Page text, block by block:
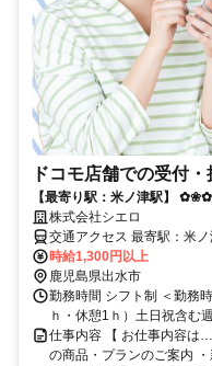
ドコモ店舗での受付
【最寄り駅：米ノ津駅】
【高収入&理想の勤務地】で
株式会社シエロ
交通アクセス 最寄駅：米ノ津駅 米ノ津駅よりバス・車8
イク通勤OK
時給1,300円以上
鹿児島県出水市
勤務時間 シフト制 ＜勤務
ｈ・休憩1ｈ）土日祝含む
仕事内容 【 お仕事内容は
の商品・プランのご案内